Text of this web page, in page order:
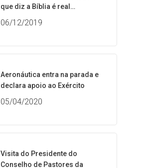
que diz a Bíblia é real…
06/12/2019
Aeronáutica entra na parada e
declara apoio ao Exército
05/04/2020
Visita do Presidente do
Conselho de Pastores da